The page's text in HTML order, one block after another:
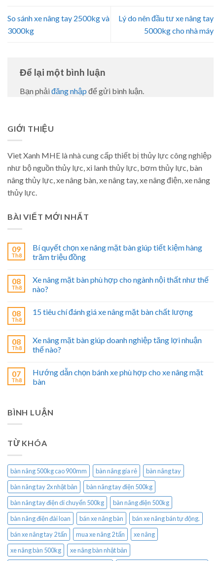
So sánh xe nâng tay 2500kg và
3000kg
Lý do nên đầu tư xe nâng tay
5000kg cho nhà máy
Để lại một bình luận
Bạn phải đăng nhập để gửi bình luận.
GIỚI THIỆU
Viet Xanh MHE là nhà cung cấp thiết bị thủy lực công nghiệp
như bộ nguồn thủy lực, xi lanh thủy lực, bơm thủy lực, bàn
nâng thủy lực, xe nâng bàn, xe nâng tay, xe nâng điện, xe nâng
thủy lực.
BÀI VIẾT MỚI NHẤT
09
Th8
Bí quyết chọn xe nâng mặt bàn giúp tiết kiệm hàng
trăm triệu đồng
08
Th8
Xe nâng mặt bàn phù hợp cho ngành nội thất như thế
nào?
08
Th8
15 tiêu chí đánh giá xe nâng mặt bàn chất lượng
08
Th8
Xe nâng mặt bàn giúp doanh nghiệp tăng lợi nhuận
thế nào?
07
Th8
Hướng dẫn chọn bánh xe phù hợp cho xe nâng mặt
bàn
BÌNH LUẬN
TỪ KHÓA
bàn nâng 500kg cao 900mm bàn nâng gía rẻ
bàn nâng tay
bàn nâng tay 2x nhật bản
bàn nâng tay điện 500kg
bàn nâng tay điện di chuyển 500kg
bàn nâng điện 500kg
bàn nâng điện đài loan
bán xe nâng bàn
bán xe nâng bán tự động.
bán xe nâng tay 2 tấn
mua xe nâng 2 tấn
xe nâng
xe nâng bàn 500kg
xe nâng bàn nhật bản